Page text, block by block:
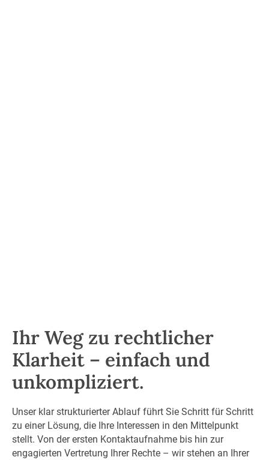
Ihr Weg zu rechtlicher
Klarheit – einfach und
unkompliziert.
Unser klar strukturierter Ablauf führt Sie Schritt für Schritt
zu einer Lösung, die Ihre Interessen in den Mittelpunkt
stellt. Von der ersten Kontaktaufnahme bis hin zur
engagierten Vertretung Ihrer Rechte – wir stehen an Ihrer